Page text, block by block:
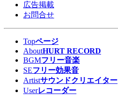
広告掲載
お問合せ
Topページ
AboutHURT RECORD
BGMフリー音楽
SEフリー効果音
Artistサウンドクリエイター
Userレコーダー